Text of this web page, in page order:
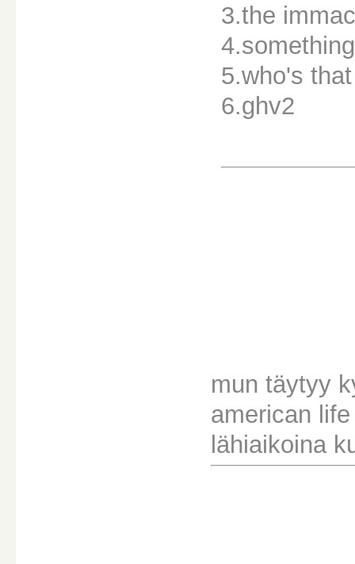
3.the
5.who's
6.ghv2
mun täytyy
american
lähiaikoina